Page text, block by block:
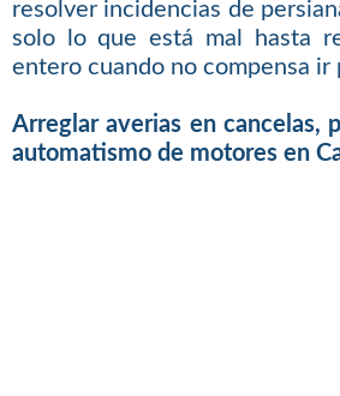
resolver incidencias de
solo lo que está mal hasta
entero cuando no compensa ir
Arreglar averias en cancelas,
automatismo de motores en